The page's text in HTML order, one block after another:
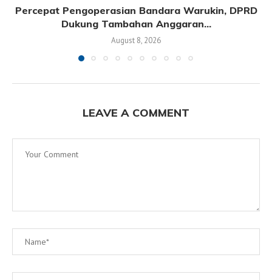
Percepat Pengoperasian Bandara Warukin, DPRD
Dukung Tambahan Anggaran...
August 8, 2026
LEAVE A COMMENT